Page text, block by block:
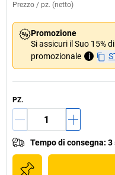
Prezzo / pz. (netto)
Promozione
Si assicuri il Suo 15%
promozionale
i
PZ.
Tempo di consegna: 3